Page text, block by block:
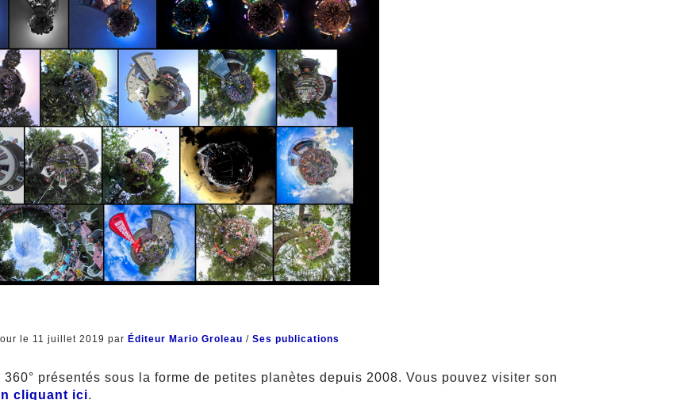
le 11 juillet 2019 par Éditeur Mario Groleau / Ses publications
présentés sous la forme de petites planètes depuis 2008. Vous pouvez visiter son
cliquant ici.